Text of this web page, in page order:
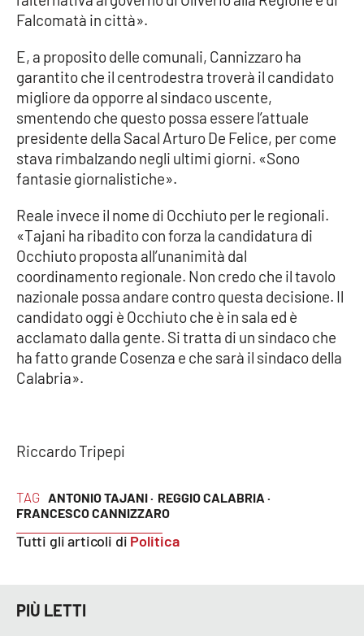
TAG ANTONIO TAJANI · REGGIO CALABRIA ·
FRANCESCO CANNIZZARO
Tutti gli articoli di Politica
Falcomatà in città».
E, a proposito delle comunali, Cannizzaro ha
garantito che il centrodestra troverà il candidato
migliore da opporre al sindaco uscente,
smentendo che questo possa essere l’attuale
presidente della Sacal Arturo De Felice, per come
stava rimbalzando negli ultimi giorni. «Sono
fantasie giornalistiche».
Reale invece il nome di Occhiuto per le regionali.
«Tajani ha ribadito con forza la candidatura di
Occhiuto proposta all’unanimità dal
coordinamento regionale. Non credo che il tavolo
nazionale possa andare contro questa decisione. Il
candidato oggi è Occhiuto che è in sala ed è
acclamato dalla gente. Si tratta di un sindaco che
ha fatto grande Cosenza e che sarà il sindaco della
Calabria».
Riccardo Tripepi
PIÙ LETTI